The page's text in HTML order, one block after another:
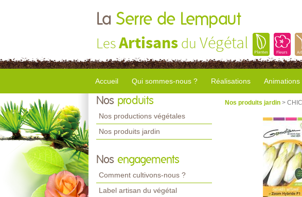
La Serre de Lempaut
LesArtisans du Végétal
Accueil Qui sommes-nous ? Réalisations Animations
Nos produits
Nos productions végétales
Nos produits jardin
Nos engagements
Comment cultivons-nous ?
Label artisan du végétal
Nos produits jardin >